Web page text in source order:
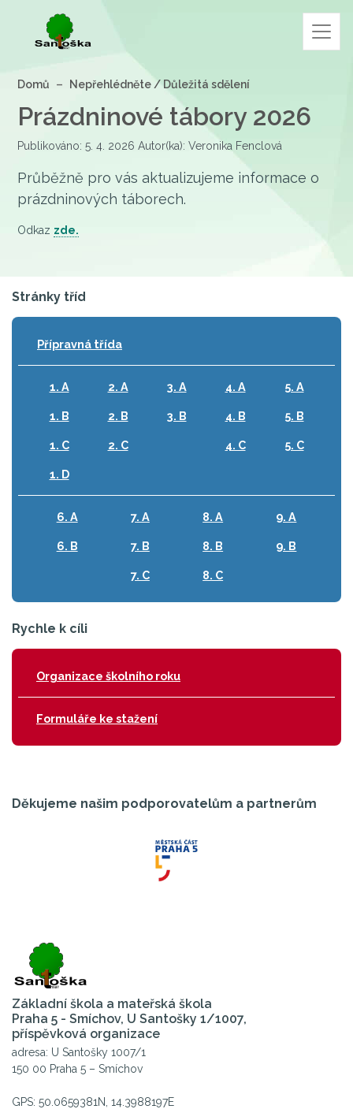
Domů Nepřehlédněte / Důležitá sdělení
Prázdninové tábory 2026
Publikováno: 5. 4. 2026 Autor(ka): Veronika Fenclová
Průběžně pro vás aktualizujeme informace o
prázdninových táborech.
Odkaz zde.
Stránky tříd
Přípravná třída
1. A
1. B
1. C
1. D
2. A
2. B
2. C
3. A
3. B
4. A
4. B
4. C
5. A
5. B
5. C
6. A
6. B
7. A
7. B
7. C
8. A
8. B
8. C
9. A
9. B
Rychle k cíli
Organizace školního roku
Formuláře ke stažení
Děkujeme našim podporovatelům a partnerům
Základní škola a mateřská škola
Praha 5 - Smíchov, U Santošky 1/1007,
příspěvková organizace
adresa: U Santošky 1007/1
150 00 Praha 5 – Smíchov
GPS: 50.0659381N, 14.3988197E